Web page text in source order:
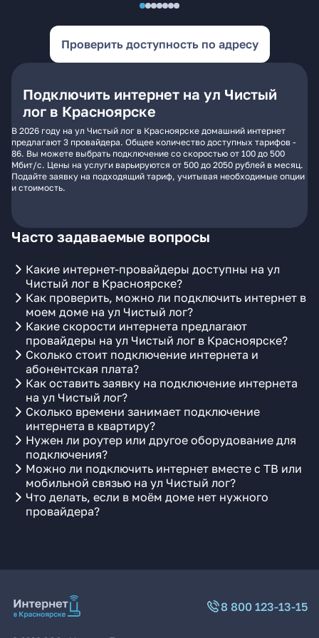
Проверить доступность по адресу
Подключить интернет на ул Чистый
лог в Красноярске
В 2026 году на ул Чистый лог в Красноярске домашний интернет
предлагают 3 провайдера. Общее количество доступных тарифов -
86. Вы можете выбрать подключение со скоростью от 100 до 500
Мбит/с. Цены на услуги варьируются от 500 до 2050 рублей в месяц.
Подайте заявку на подходящий тариф, учитывая необходимые опции
и стоимость.
Часто задаваемые вопросы
Какие интернет-провайдеры доступны на ул
Чистый лог в Красноярске?
Как проверить, можно ли подключить интернет в
моем доме на ул Чистый лог?
Какие скорости интернета предлагают
провайдеры на ул Чистый лог в Красноярске?
Сколько стоит подключение интернета и
абонентская плата?
Как оставить заявку на подключение интернета
на ул Чистый лог?
Сколько времени занимает подключение
интернета в квартиру?
Нужен ли роутер или другое оборудование для
подключения?
Можно ли подключить интернет вместе с ТВ или
мобильной связью на ул Чистый лог?
Что делать, если в моём доме нет нужного
провайдера?
8 800 123-13-15